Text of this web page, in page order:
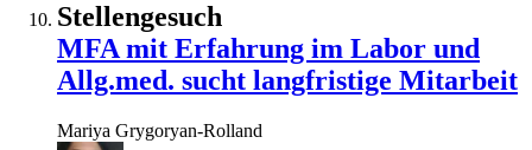
Stellengesuch
MFA mit Erfahrung im Labor und
Allg.med. sucht langfristige Mitarbeit
Mariya Grygoryan-Rolland